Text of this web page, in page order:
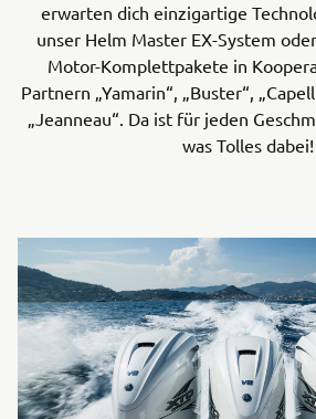
erwarten dich einzigartige
unser Helm Master EX-System
Motor-Komplettpakete in
Partnern „Yamarin“, „Buster“,
„Jeanneau“. Da ist für jeden
was Tolles dabei!